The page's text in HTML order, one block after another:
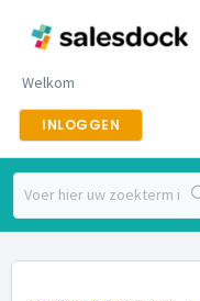
Welkom
INLOGGEN